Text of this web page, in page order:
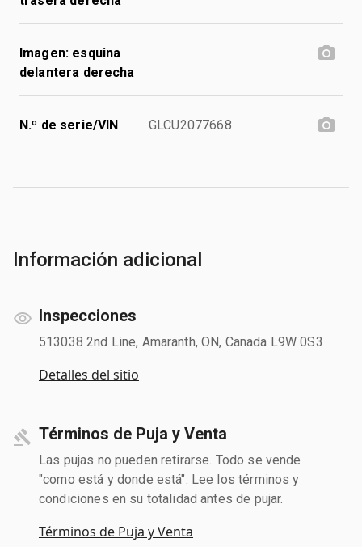
Imagen: esquina
delantera derecha
N.º de serie/VIN GLCU2077668
Información adicional
Inspecciones
513038 2nd Line, Amaranth, ON, Canada L9W 0S3
Detalles del sitio
Términos de Puja y Venta
Las pujas no pueden retirarse. Todo se vende
"como está y donde está". Lee los términos y
condiciones en su totalidad antes de pujar.
Términos de Puja y Venta